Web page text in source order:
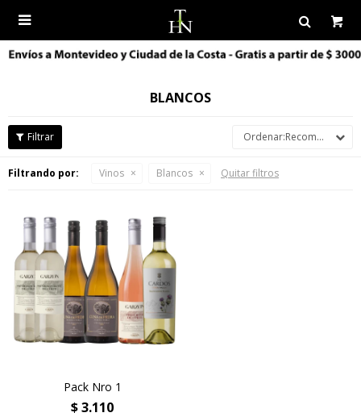

BLANCOS
Recomendados
Filtrando por: Vinos Blancos Quitar filtros
Pack Nro 1
$3.110